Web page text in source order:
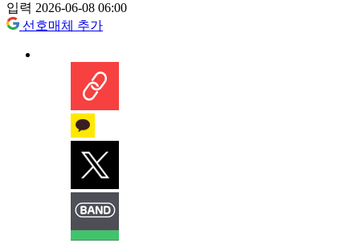
입력 2026-06-08 06:00
선호매체 추가